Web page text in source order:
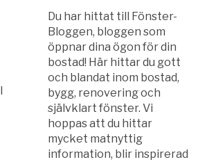
Du har hittat till Fönster-
Bloggen, bloggen som
öppnar dina ögon för din
bostad! Här hittar du gott
och blandat inom bostad,
bygg, renovering och
självklart fönster. Vi
hoppas att du hittar
mycket matnyttig
information, blir inspirerad